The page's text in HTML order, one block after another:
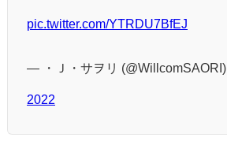
pic.twitter.com/YTRDU7BfEJ
— ・Ｊ・サヲリ (@WillcomSAORI)
2022